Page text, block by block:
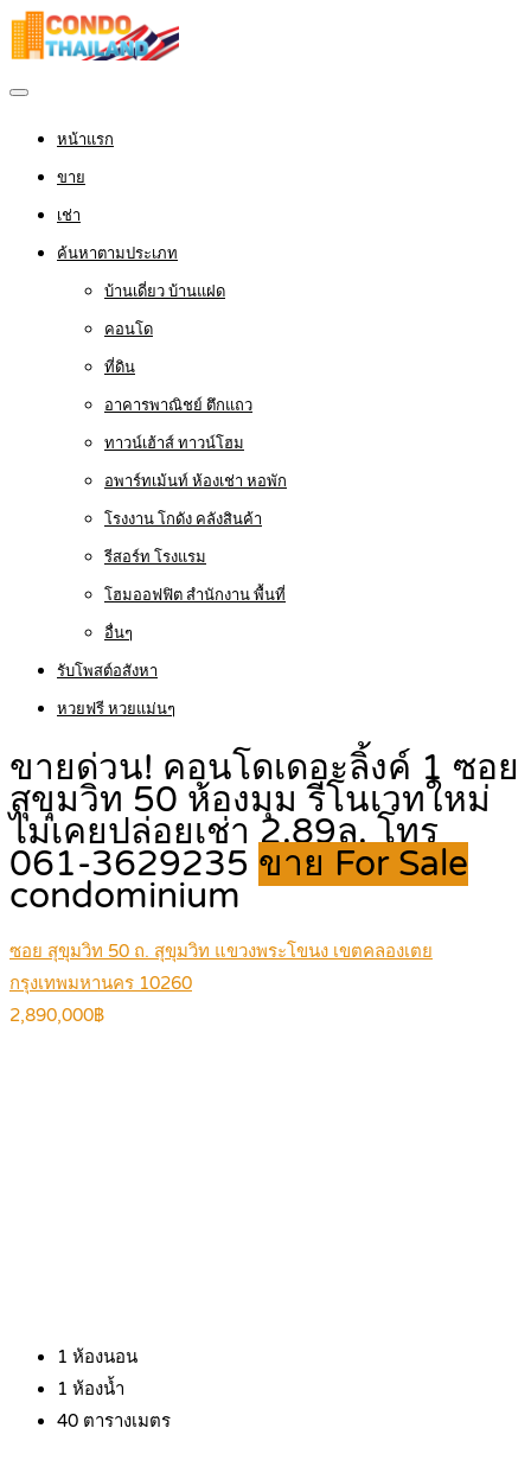
หน้าแรก
ขาย
เช่า
ค้นหาตามประเภท
บ้านเดี่ยว บ้านแฝด
คอนโด
ที่ดิน
อาคารพาณิชย์ ตึกแถว
ทาวน์เฮ้าส์ ทาวน์โฮม
อพาร์ทเม้นท์ ห้องเช่า หอพัก
โรงงาน โกดัง คลังสินค้า
รีสอร์ท โรงแรม
โฮมออฟฟิต สำนักงาน พื้นที่
อื่นๆ
รับโพสต์อสังหา
หวยฟรี หวยแม่นๆ
ขายด่วน! คอนโดเดอะลิ้งค์ 1 ซอย
สุขุมวิท 50 ห้องมุม รีโนเวทใหม่
ไม่เคยปล่อยเช่า 2.89ล. โทร
061-3629235 ขาย For Sale
condominium
ซอย สุขุมวิท 50 ถ. สุขุมวิท แขวงพระโขนง เขตคลองเตย
กรุงเทพมหานคร 10260
2,890,000฿
1 ห้องนอน
1 ห้องน้ำ
40 ตารางเมตร